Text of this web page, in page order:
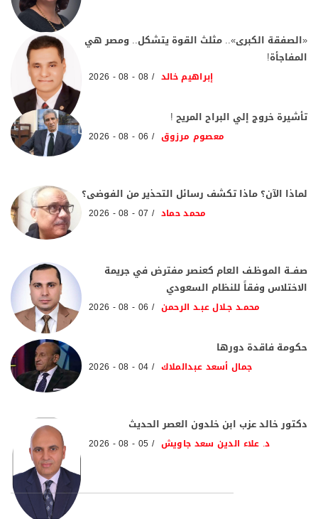
«الصفقة الكبرى».. مثلث القوة يتشكل.. ومصر هي
المفاجأة!
إبراهيم خالد 08 - 08 - 2026
تأشيرة خروج إلي البراح المريح !
معصوم مرزوق 06 - 08 - 2026
لماذا الآن؟ ماذا تكشف رسائل التحذير من الفوضى؟
محمد حماد 07 - 08 - 2026
صفــة الموظـف العام كعنصر مفترض في جريمة
الاختلاس وفقاً للنظام السعودي
محمـد جـلال عبـد الرحمن 06 - 08 - 2026
حكومة فاقدة دورها
جمال أسعد عبدالملاك 04 - 08 - 2026
دكتور خالد عزب ابن خلدون العصر الحديث
د. علاء الدين سعد جاويش 05 - 08 - 2026